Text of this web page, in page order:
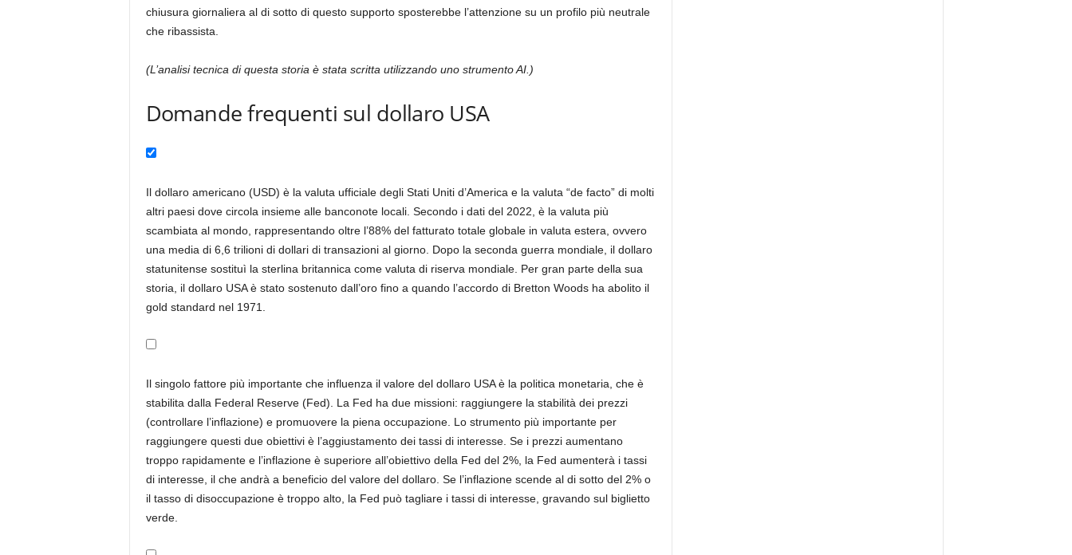
chiusura giornaliera al di sotto di questo supporto sposterebbe l’attenzione su un profilo più neutrale
che ribassista.
(L’analisi tecnica di questa storia è stata scritta utilizzando uno strumento AI.)
Domande frequenti sul dollaro USA
Il dollaro americano (USD) è la valuta ufficiale degli Stati Uniti d’America e la valuta “de facto” di molti
altri paesi dove circola insieme alle banconote locali. Secondo i dati del 2022, è la valuta più
scambiata al mondo, rappresentando oltre l’88% del fatturato totale globale in valuta estera, ovvero
una media di 6,6 trilioni di dollari di transazioni al giorno. Dopo la seconda guerra mondiale, il dollaro
statunitense sostituì la sterlina britannica come valuta di riserva mondiale. Per gran parte della sua
storia, il dollaro USA è stato sostenuto dall’oro fino a quando l’accordo di Bretton Woods ha abolito il
gold standard nel 1971.
Il singolo fattore più importante che influenza il valore del dollaro USA è la politica monetaria, che è
stabilita dalla Federal Reserve (Fed). La Fed ha due missioni: raggiungere la stabilità dei prezzi
(controllare l’inflazione) e promuovere la piena occupazione. Lo strumento più importante per
raggiungere questi due obiettivi è l’aggiustamento dei tassi di interesse. Se i prezzi aumentano
troppo rapidamente e l’inflazione è superiore all’obiettivo della Fed del 2%, la Fed aumenterà i tassi
di interesse, il che andrà a beneficio del valore del dollaro. Se l’inflazione scende al di sotto del 2% o
il tasso di disoccupazione è troppo alto, la Fed può tagliare i tassi di interesse, gravando sul biglietto
verde.